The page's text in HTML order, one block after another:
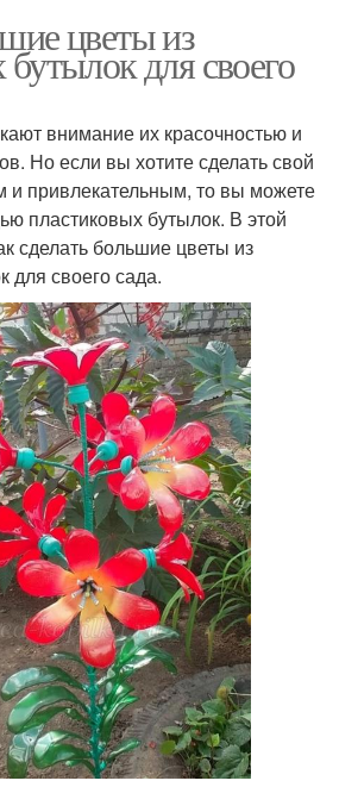
цветы из
для своего
внимание их красочностью и
Но если вы хотите сделать свой
и привлекательным, то вы можете
пластиковых бутылок. В этой
сделать большие цветы из
для своего сада.